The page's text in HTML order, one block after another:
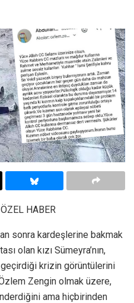
HABER
sonra kardeşlerine bakmak
olan kızı Sümeyra’nın,
geçirdiği krizin görüntülerini
Zengin olmak üzere,
ama hiçbirinden